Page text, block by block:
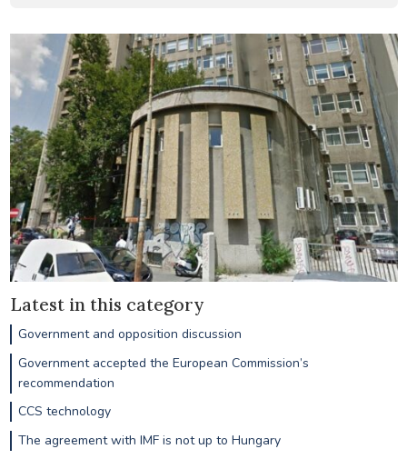
Latest in this category
Government and opposition discussion
Government accepted the European Commission’s
recommendation
CCS technology
The agreement with IMF is not up to Hungary